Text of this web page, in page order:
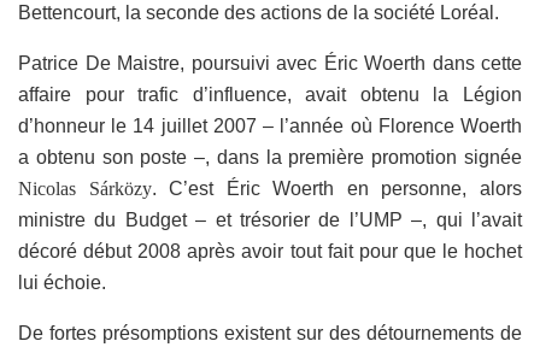
Bettencourt, la seconde des actions de la société Loréal.
Patrice De Maistre, poursuivi avec Éric Woerth dans cette
affaire pour trafic d’influence, avait obtenu la Légion
d’honneur le 14 juillet 2007 – l’année où Florence Woerth
a obtenu son poste –, dans la première promotion signée
Nicolas Sárközy. C’est Éric Woerth en personne, alors
ministre du Budget – et trésorier de l’UMP –, qui l’avait
décoré début 2008 après avoir tout fait pour que le hochet
lui échoie.
De fortes présomptions existent sur des détournements de